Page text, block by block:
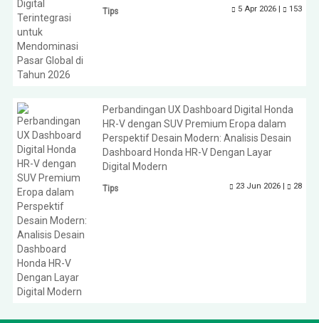
Tips 5 Apr 2026 | 153
Perbandingan UX Dashboard Digital Honda
HR-V dengan SUV Premium Eropa dalam
Perspektif Desain Modern: Analisis Desain
Dashboard Honda HR-V Dengan Layar
Digital Modern
Tips 23 Jun 2026 | 28